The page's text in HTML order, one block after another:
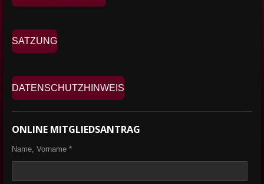
SATZUNG
DATENSCHUTZHINWEIS
ONLINE MITGLIEDSANTRAG
Name, Vorname *